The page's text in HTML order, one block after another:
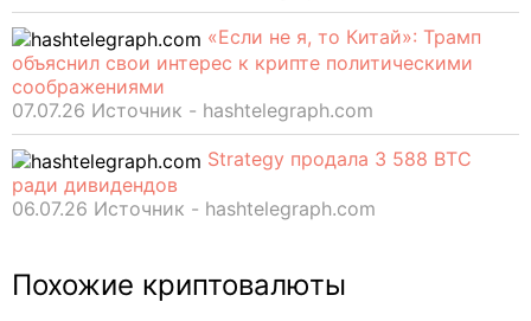
«Если не я, то Китай»: Трамп
объяснил свои интерес к крипте политическими
соображениями
07.07.26 Источник - hashtelegraph.com
Strategy продала 3 588 BTC
ради дивидендов
06.07.26 Источник - hashtelegraph.com
Похожие криптовалюты